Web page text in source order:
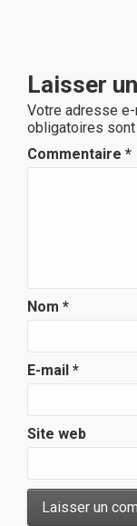
Laisser
Votre adresse
obligatoires
Commentaire *
Nom *
E-mail *
Site web